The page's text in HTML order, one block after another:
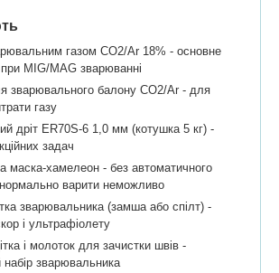
газом CO2/Ar 18% - основне
MIG/MAG зварюванні
зварювального балону CO2/Ar - для
газу
дріт ER70S-6 1,0 мм (котушка 5 кг) -
задач
маска-хамелеон - без автоматичного
варити неможливо
зварювальника (замша або спілт) -
і ультрафіолету
і молоток для зачистки швів -
набір зварювальника